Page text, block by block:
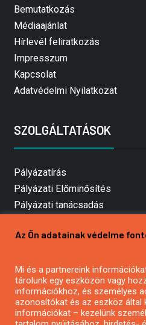
Bemutatkozás
Médiaajánlat
Hírlevél feliratkozás
Impresszum
Kapcsolat
Adatvédelmi Nyilatkozat
SZOLGÁLTATÁSOK
Pályázatírás
Pályázati Előminősítés
Pályázati tanácsadás
Mezőgazdasági pályázatírás
Pályázatírás civil
Pályázatírás
Pályázatfigyelés
Specifikus pályázatfigyelés
Az Ön adatainak védelme
Mi és a partnereink
tárolunk egy eszközön vagy
információkhoz, és személyes
azonosítókat és az eszköz által
információkat – kezelünk